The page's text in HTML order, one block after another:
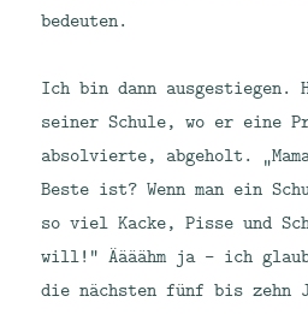
bedeuten.
Ich bin dann ausgestiegen.
seiner Schule, wo er eine
absolvierte, abgeholt.
Beste ist? Wenn man ein
so viel Kacke, Pisse und
will!“ Äääähm ja – ich
die nächsten fünf bis zehn